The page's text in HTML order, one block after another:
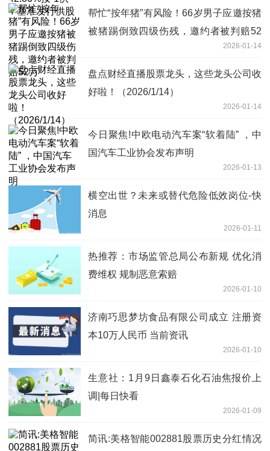
帮忙“按年猪”有风险！66岁男子应邀按猪
被猪踢倒致四级伤残，邀约者被判赔52
2026-01-14
盘点财经直播股票龙头，这些龙头公司收
好啦！（2026/1/14）
2026-01-14
今日聚焦!中欧电动汽车案“软着陆” ，中
国汽车工业协会发布声明
2026-01-13
横空出世？未来或替代危险低效岗位-快
消息
2026-01-11
热推荐：市场监管总局公布新规 优化消
费维权 规制恶意索赔
2026-01-10
济南巧思梦坊食品有限公司成立 注册资
本10万人民币 当前资讯
2026-01-10
生意社：1月9日鑫泰石化石油焦报价上
调|每日快看
2026-01-09
简讯:美格智能002881股票历史分红情况